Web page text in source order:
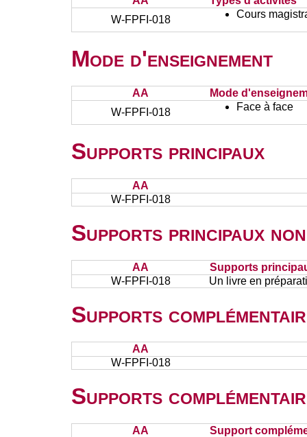
W-FPFI-018
Cours
Mode d'enseignement
AA
Mode
W-FPFI-018
Face à face
Supports principaux
AA
W-FPFI-018
Supports principaux
AA
Supports
W-FPFI-018
Un livre en
Supports
AA
W-FPFI-018
Supports
AA
Support